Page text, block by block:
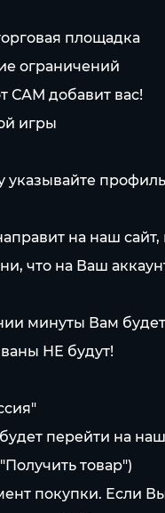
площадка
ограничений
САМ добавит вас!
игры
указывайте
на наш
что на Ваш
минуты Вам
НЕ будут!
перейти на
товар")
покупки. Если